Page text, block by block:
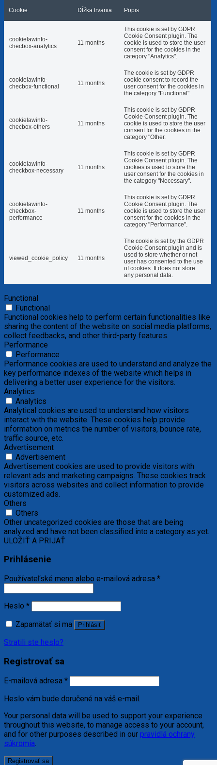
Cookie Dĺžka trvania Popis
cookielawinfo-
checbox-analytics
11 months
This cookie is set by GDPR
Cookie Consent plugin. The
cookie is used to store the user
consent for the cookies in the
category "Analytics".
cookielawinfo-
checbox-functional
11 months
The cookie is set by GDPR
cookie consent to record the
user consent for the cookies in
the category "Functional".
cookielawinfo-
checbox-others
11 months
This cookie is set by GDPR
Cookie Consent plugin. The
cookie is used to store the user
consent for the cookies in the
category "Other.
cookielawinfo-
checkbox-necessary
11 months
This cookie is set by GDPR
Cookie Consent plugin. The
cookies is used to store the
user consent for the cookies in
the category "Necessary".
cookielawinfo-
checkbox-
performance
11 months
This cookie is set by GDPR
Cookie Consent plugin. The
cookie is used to store the user
consent for the cookies in the
category "Performance".
viewed_cookie_policy 11 months
The cookie is set by the GDPR
Cookie Consent plugin and is
used to store whether or not
user has consented to the use
of cookies. It does not store
any personal data.
Functional
Functional
Functional cookies help to perform certain functionalities like
sharing the content of the website on social media platforms,
collect feedbacks, and other third-party features.
Performance
Performance
Performance cookies are used to understand and analyze the
key performance indexes of the website which helps in
delivering a better user experience for the visitors.
Analytics
Analytics
Analytical cookies are used to understand how visitors
interact with the website. These cookies help provide
information on metrics the number of visitors, bounce rate,
traffic source, etc.
Advertisement
Advertisement
Advertisement cookies are used to provide visitors with
relevant ads and marketing campaigns. These cookies track
visitors across websites and collect information to provide
customized ads.
Others
Others
Other uncategorized cookies are those that are being
analyzed and have not been classified into a category as yet.
ULOŽIŤ A PRIJAŤ
Prihlásenie
Používateľské meno alebo e-mailová adresa *
Heslo *
Zapamätať si ma
Prihlásiť
Stratili ste heslo?
Registrovať sa
E-mailová adresa *
Heslo vám bude doručené na váš e-mail.
Your personal data will be used to support your experience
throughout this website, to manage access to your account,
and for other purposes described in our pravidlá ochrany
súkromia
Registrovať sa